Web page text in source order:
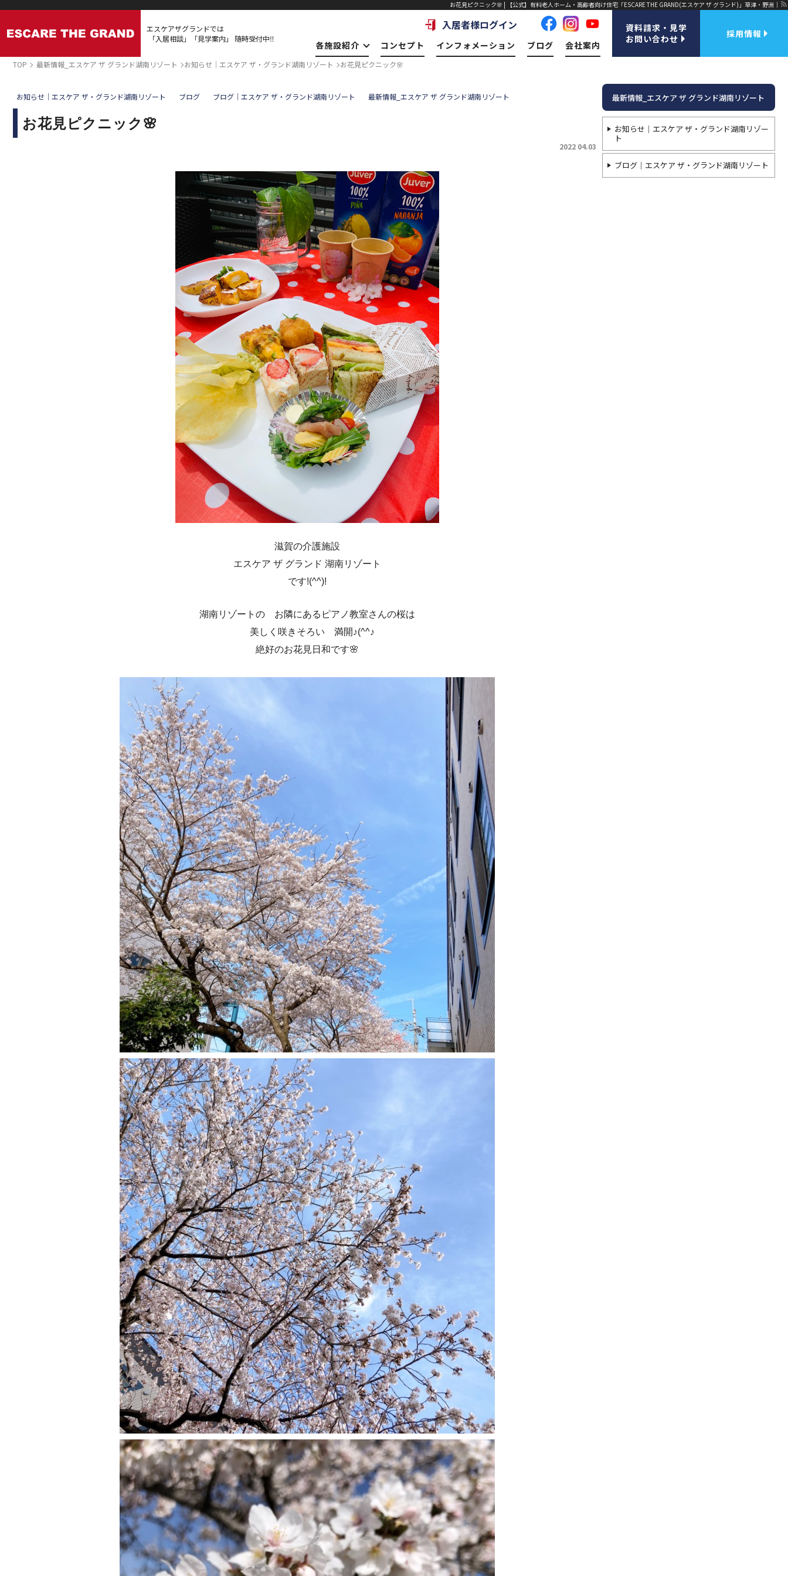
お花見ピクニック🌸 | 【公式】有料老人ホーム・高齢者向け住宅「ESCARE THE GRAND(エスケア ザ グランド)」草津・野洲｜
エスケアザグランドでは
「入居相談」「見学案内」
随時受付中‼
入居者様ログイン
各施設紹介 コンセプト インフォメーション ブログ 会社案内
資料請求・見学
お問い合わせ
採用情報
TOP 最新情報_エスケア ザ グランド湖南リゾート お知らせ｜エスケア ザ・グランド湖南リゾート お花見ピクニック🌸
お知らせ｜エスケア ザ・グランド湖南リゾート ブログ ブログ｜エスケア ザ・グランド湖南リゾート 最新情報_エスケア ザ グランド湖南リゾート
お花見ピクニック🌸
2022 04.03
滋賀の介護施設
エスケア ザ グランド 湖南リゾート
です!(^^)!
湖南リゾートの お隣にあるピアノ教室さんの桜は
美しく咲きそろい 満開♪(^^♪
絶好のお花見日和です🌸
最新情報_エスケア ザ グランド湖南リゾート
お知らせ｜エスケア ザ・グランド湖南リゾー
ト
ブログ｜エスケア ザ・グランド湖南リゾート